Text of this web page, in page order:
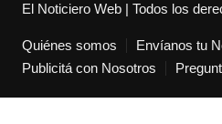
El Noticiero Web | Todos los
Quiénes somos
Envíanos tu
Publicitá con Nosotros